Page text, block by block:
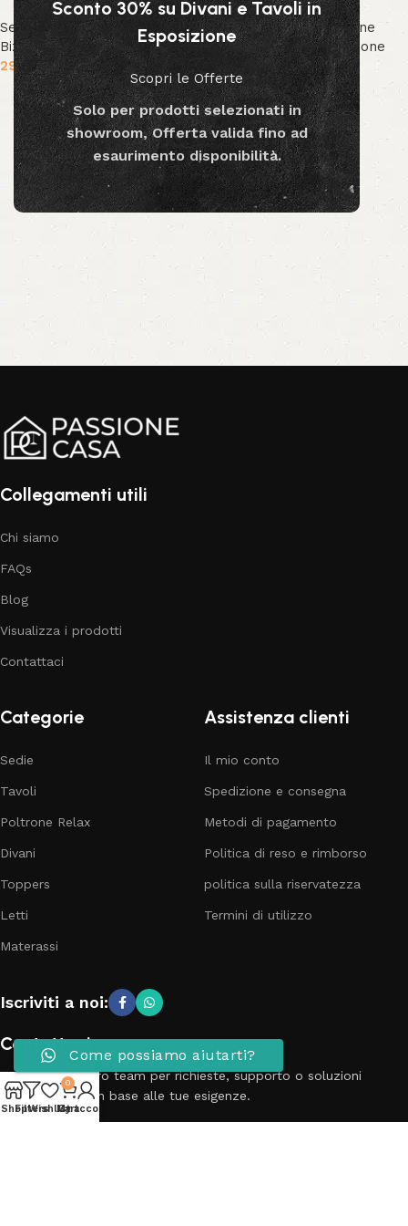
Sconto 30% su Divani e Tavoli in
Esposizione
Scopri le Offerte
Solo per prodotti selezionati in
showroom, Offerta valida fino ad
esaurimento disponibilità.
Sedute ,Sedie,Collezione
Bizzotto,
Nuova Collezione
299.00€
Aggiungi al carrello
Sedute ,Sedie,Collezione
Bizzotto,
Nuova Collezione
299.00 €
Aggiungi al carrello
Collegamenti utili
Chi siamo
FAQs
Blog
Visualizza i prodotti
Contattaci
Categorie
Sedie
Tavoli
Poltrone Relax
Divani
Toppers
Letti
Materassi
Assistenza clienti
Il mio conto
Spedizione e consegna
Metodi di pagamento
Politica di reso e rimborso
politica sulla riservatezza
Termini di utilizzo
Iscriviti a noi:
Contattaci
Contatta il nostro team per richieste, supporto o soluzioni
personalizzate in base alle tue esigenze.
ShopFilters
Wishlist
0
Cart
My account
Come possiamo aiutarti?